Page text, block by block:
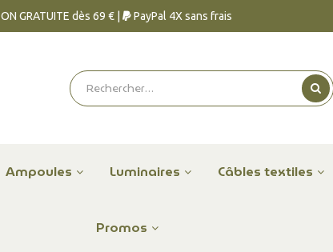
GRATUITE dès 69 € | PayPal 4X sans frais
Ampoules Luminaires Câbles textiles
Promos